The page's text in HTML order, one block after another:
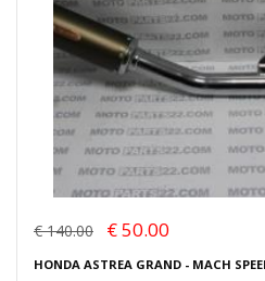
€ 140.00 € 50.00
HONDA ASTREA GRAND - MACH